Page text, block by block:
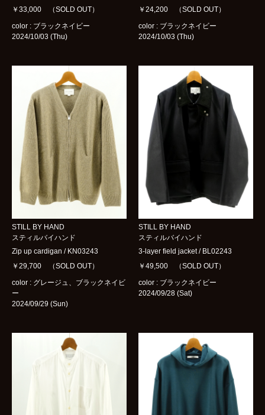
￥33,000 （SOLD OUT）
color : ブラックネイビー
2024/10/03 (Thu)
￥24,200 （SOLD OUT）
color : ブラックネイビー
2024/10/03 (Thu)
STILL BY HAND
スティルバイハンド
Zip up cardigan / KN03243
￥29,700 （SOLD OUT）
color : グレージュ、ブラックネイビ
ー
2024/09/29 (Sun)
STILL BY HAND
スティルバイハンド
3-layer field jacket / BL02243
￥49,500 （SOLD OUT）
color : ブラックネイビー
2024/09/28 (Sat)